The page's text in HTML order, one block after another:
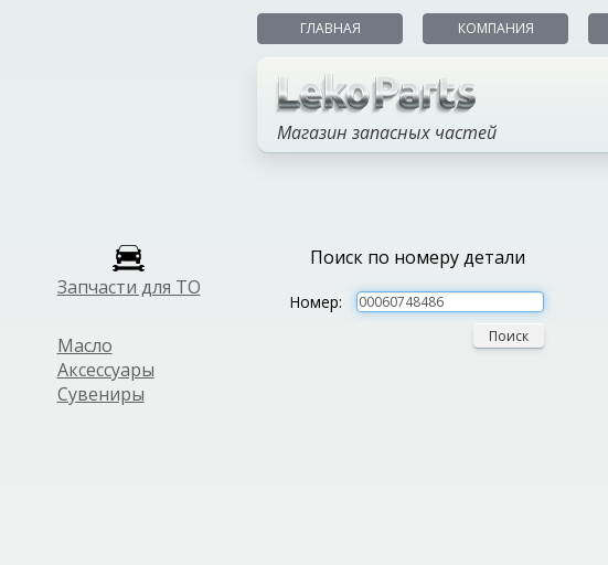
Запчасти для ТО
Масло
Аксессуары
Сувениры
ГЛАВНАЯ КОМПАНИЯ
Магазин запасных частей
Поиск по номеру детали
Номер:
Поиск